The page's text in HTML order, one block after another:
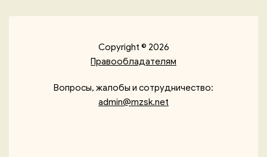
Copyright © 2026
Правообладателям
Вопросы, жалобы и сотрудничество:
admin@mzsk.net